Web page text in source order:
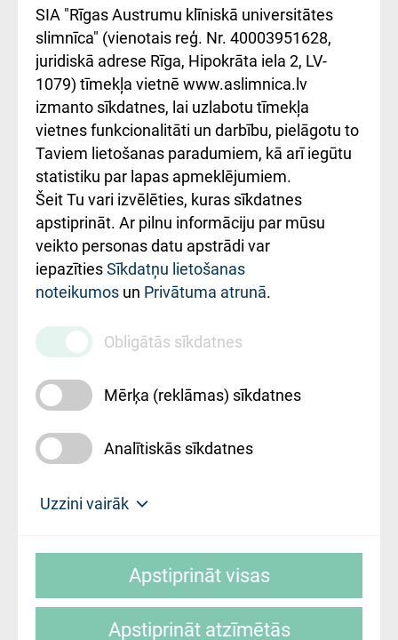
atsauksmju/sūdzību
iesniegšanas
kārtība
Kā pie mums nokļūt
Rēķinu apmaksas
ceļvedis
Rekvizīti un
ārstniecības
iestādes kods
010000234
Maksas
pakalpojumu
cenrādis
Підтримка Східної
лікарні та співпраця з
Україною
SIA "Rīgas Austrumu klīniskā universitātes
slimnīca" (vienotais reģ. Nr. 40003951628,
juridiskā adrese Rīga, Hipokrāta iela 2, LV-
1079) tīmekļa vietnē www.aslimnica.lv
izmanto sīkdatnes, lai uzlabotu tīmekļa
vietnes funkcionalitāti un darbību, pielāgotu to
Taviem lietošanas paradumiem, kā arī iegūtu
statistiku par lapas apmeklējumiem.
Šeit Tu vari izvēlēties, kuras sīkdatnes
apstiprināt. Ar pilnu informāciju par mūsu
veikto personas datu apstrādi var
iepazītiesSīkdatņu lietošanas
noteikumos un Privātuma atrunā.
Obligātās sīkdatnes
Mērķa (reklāmas) sīkdatnes
Analītiskās sīkdatnes
Uzzini vairāk
slimnīca, turpmāk – Pārzinis, sīkdatņu
Apstiprināt visas
Apstiprināt atzīmētās